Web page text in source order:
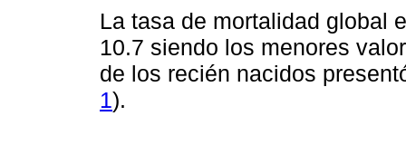
La tasa de mortalidad global
10.7 siendo los menores
de los recién nacidos
1).